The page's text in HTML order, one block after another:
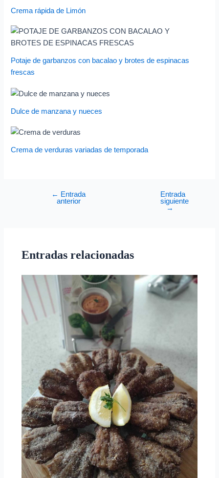
Crema rápida de Limón
Potaje de garbanzos con bacalao y brotes de espinacas
frescas
Dulce de manzana y nueces
Crema de verduras variadas de temporada
← Entrada
anterior
Entrada
siguiente
→
Entradas relacionadas